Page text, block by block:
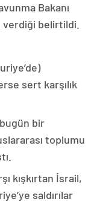
Bakanı
verdiği belirtildi.
sert karşılık
bir
toplumu
kışkırtan İsrail,
saldırılar